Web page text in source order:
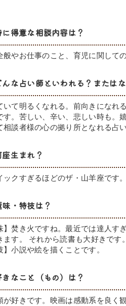
に得意な相談内容は？
般やお仕事のこと、育児に関して
んな占い師といわれる？または
いて明るくなれる。前向きになれ
す。苦しい、辛い、悲しい時も。
相談者様の心の拠り所となれる占
座生まれ？
ックすぎるほどのザ・山羊座です。
味・特技は？
】焚き火ですね。最近では達人
ます。 それから読書も大好きです。
】小説や絵を描くことです。
きなこと（もの）は？
が好きです。映画は感動系を良く